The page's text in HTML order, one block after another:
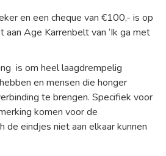
en een cheque van €100,- is op
Age Karrenbelt van ‘Ik ga met
is om heel laagdrempelig
en mensen die honger
te brengen. Specifiek voor
komen voor de
de eindjes niet aan elkaar kunnen